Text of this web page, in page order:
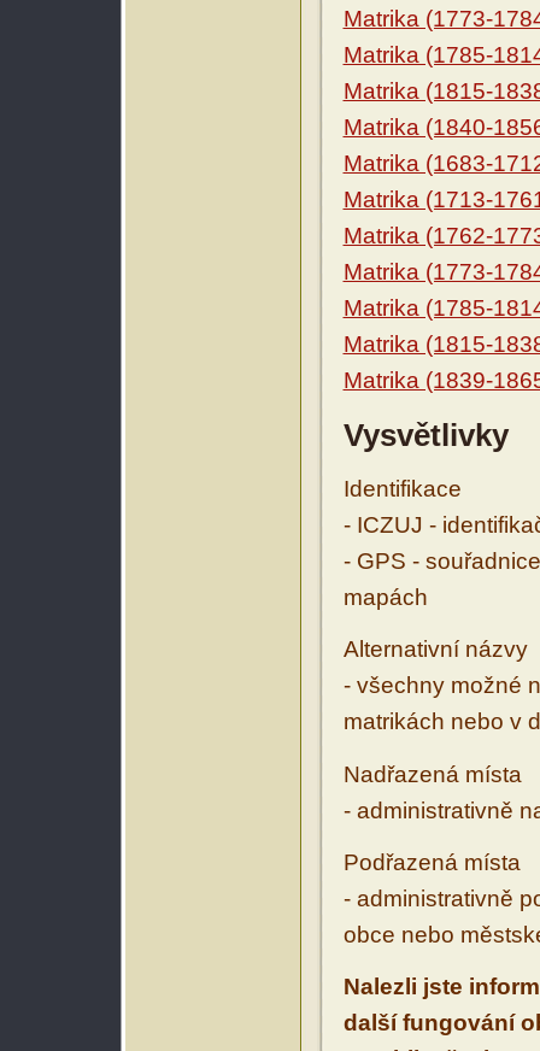
Matrika (1773-
Matrika (1785-
Matrika (1815-
Matrika (1840-
Matrika (1683-
Matrika (1713-
Matrika (1762-
Matrika (1773-
Matrika (1785-
Matrika (1815-
Matrika (1839-
Vysvětlivky
Identifikace
- ICZUJ -
- GPS -
mapách
Alternativní názvy
- všechny možné
matrikách nebo v
Nadřazená místa
- administrativně
Podřazená místa
- administrativně
obce nebo
Nalezli jste
další fungování